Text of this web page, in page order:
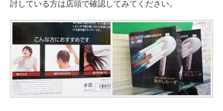
討している方は店頭で確認してみてください。